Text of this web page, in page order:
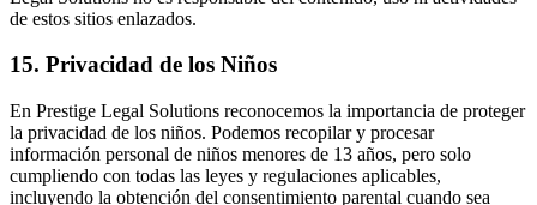
de estos sitios enlazados.
15. Privacidad de los Niños
En Prestige Legal Solutions reconocemos la importancia de proteger
la privacidad de los niños. Podemos recopilar y procesar
información personal de niños menores de 13 años, pero solo
cumpliendo con todas las leyes y regulaciones aplicables,
incluyendo la obtención del consentimiento parental cuando sea